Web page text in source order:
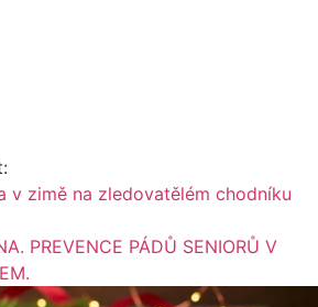
PREVENCE PÁDŮ SENIORŮ V